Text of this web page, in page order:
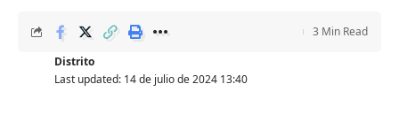
Last updated: 14 de julio de 2024 13:40
Distrito
3 Min Read